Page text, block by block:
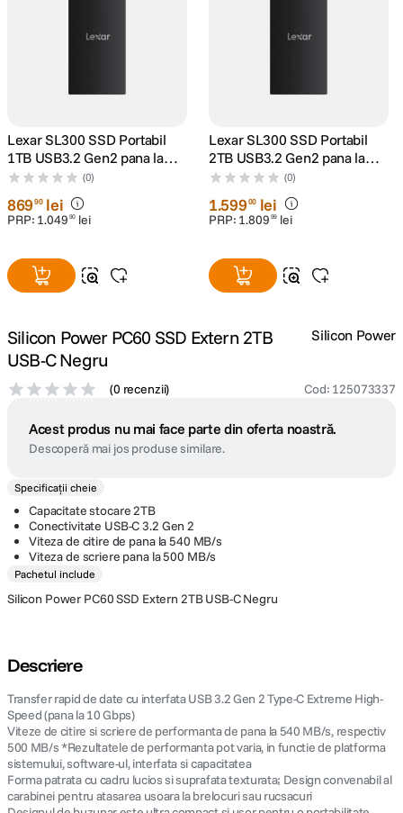
card memorie
10 . insta 360
Lexar SL300 SSD Portabil
1TB USB3.2 Gen2 pana la
R1050/W1000
(0)
86990 lei
PRP: 1.049 90 lei
Lexar SL300 SSD Portabil
2TB USB3.2 Gen2 pana la
R1050/W1000
(0)
1.59900 lei
PRP: 1.809 99 lei
Silicon Power PC60 SSD Extern 2TB
USB-C Negru
(0 recenzii) Cod: 125073337
Silicon Power
Acest produs nu mai face parte din oferta noastră.
Descoperă mai jos produse similare.
Specificații cheie
Capacitate stocare 2TB
Conectivitate USB-C 3.2 Gen 2
Viteza de citire de pana la 540 MB/s
Viteza de scriere pana la 500 MB/s
Pachetul include
Silicon Power PC60 SSD Extern 2TB USB-C Negru
Descriere
Transfer rapid de date cu interfata USB 3.2 Gen 2 Type-C Extreme High-
Speed ​​(pana la 10 Gbps)
Viteze de citire si scriere de performanta de pana la 540 MB/s, respectiv
500 MB/s *Rezultatele de performanta pot varia, in functie de platforma
sistemului, software-ul, interfata si capacitatea
Forma patrata cu cadru lucios si suprafata texturata; Design convenabil al
carabinei pentru atasarea usoara la brelocuri sau rucsacuri